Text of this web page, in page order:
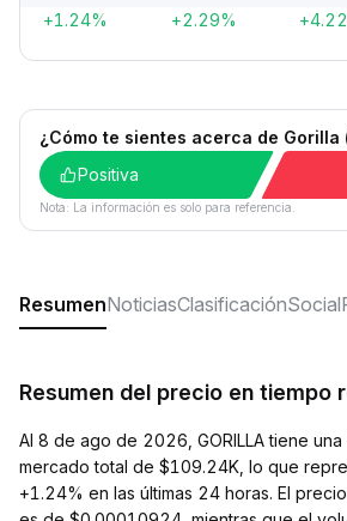
+1.24% +2.29%
¿Cómo te sientes acerca de Gorilla
Positiva
Nota: La información es solo para referencia.
ResumenNoticiasClasificaciónSocial
Resumen del precio en tiempo
Al 8 de ago de 2026, GORILLA tiene
mercado total de $109.24K, lo que
+1.24% en las últimas 24 horas. El